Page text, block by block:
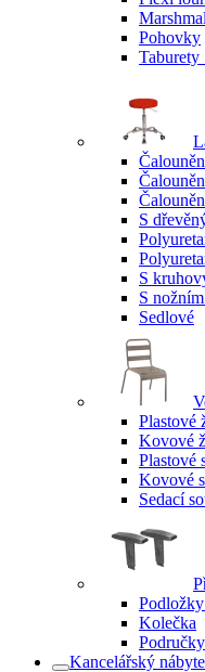
Pohovky
Taburety
S
S
S
Sedlové
Plastové
Kovové
Plastové
Kovové
Sedací
Kolečka
Područky
Kancelářský